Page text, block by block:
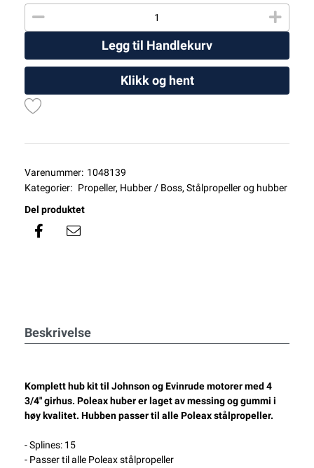
Legg til Handlekurv
Klikk og hent
Varenummer: 1048139
Kategorier: Propeller, Hubber / Boss, Stålpropeller og hubber
Del produktet
Beskrivelse
Komplett hub kit til Johnson og Evinrude motorer med 4
3/4" girhus. Poleax huber er laget av messing og gummi i
høy kvalitet. Hubben passer til alle Poleax stålpropeller.
- Splines: 15
- Passer til alle Poleax stålpropeller